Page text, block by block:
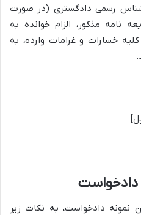
رسمی دادگستری (در صورت
نامه مذکور، الزام خوانده به
خسارات و غرامات وارده، به
دادخواست
نمونه دادخواست، به نکات زیر